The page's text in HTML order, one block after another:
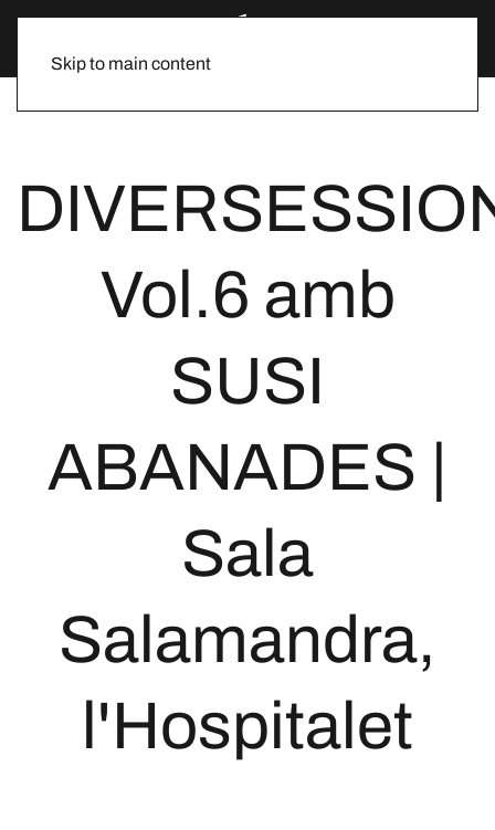
Skip to main content
Vol.6 amb
SUSI
ABANADES |
Sala
Salamandra,
l'Hospitalet